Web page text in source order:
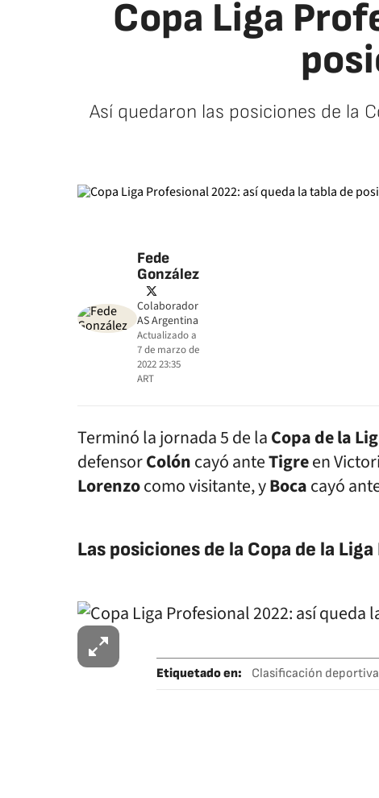
Copa Liga
Así quedaron las posiciones de la
Fede
González
twitter
Colaborador
AS Argentina
Actualizado a
7 de marzo de
2022 23:35
ART
Terminó la jornada 5 de laCopa de la
defensorColóncayó anteTigreen
Lorenzocomo visitante, yBocacayó
Las posiciones de la Copa de la
Etiquetado en: Clasificación deportiva